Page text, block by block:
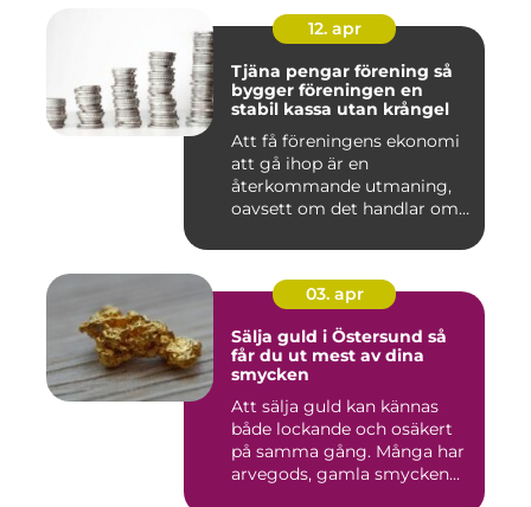
12. apr
Tjäna pengar förening så
bygger föreningen en
stabil kassa utan krångel
Att få föreningens ekonomi
att gå ihop är en
återkommande utmaning,
oavsett om det handlar om
03. apr
Sälja guld i Östersund så
får du ut mest av dina
smycken
Att sälja guld kan kännas
både lockande och osäkert
på samma gång. Många har
arvegods, gamla smycken...